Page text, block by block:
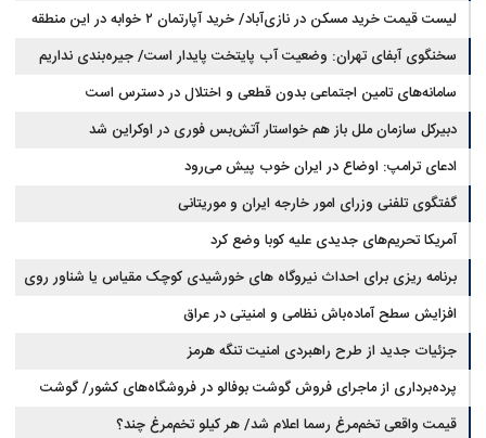
مجلس: بیانیه‌ای شامل تصحیح مسیر تردد دریایی در تنگه، در آستانه نهایی شدن
است
لیست قیمت خرید مسکن در نازی‌آباد/ خرید آپارتمان ۲ خوابه در این منطقه
چقدر سرمایه نیاز دارد؟ + جدول مردادماه ۱۴۰۵
سخنگوی آبفای تهران: وضعیت آب پایتخت پایدار است/ جیره‌بندی نداریم
سامانه‌های تامین اجتماعی بدون قطعی و اختلال در دسترس است
دبیرکل سازمان ملل باز هم خواستار آتش‌بس فوری در اوکراین شد
ادعای ترامپ: اوضاع در ایران خوب پیش می‌رود
گفتگوی تلفنی وزرای امور خارجه ایران و موریتانی
آمریکا تحریم‌های جدیدی علیه کوبا وضع کرد
برنامه ریزی برای احداث نیروگاه های خورشیدی کوچک مقیاس یا شناور روی
آب در مازندران
افزایش سطح آماده‌باش نظامی و امنیتی در عراق
جزئیات جدید از طرح راهبردی امنیت تنگه هرمز
پرده‌برداری از ماجرای فروش گوشت بوفالو در فروشگاه‌های کشور/ گوشت
بوفالو از کجا وارد می‌شود؟/ هر کیلو بوفالو با چه قیمتی به فروش می‌رود؟
قیمت واقعی تخم‌مرغ رسما اعلام شد/ هر کیلو تخم‌مرغ چند؟